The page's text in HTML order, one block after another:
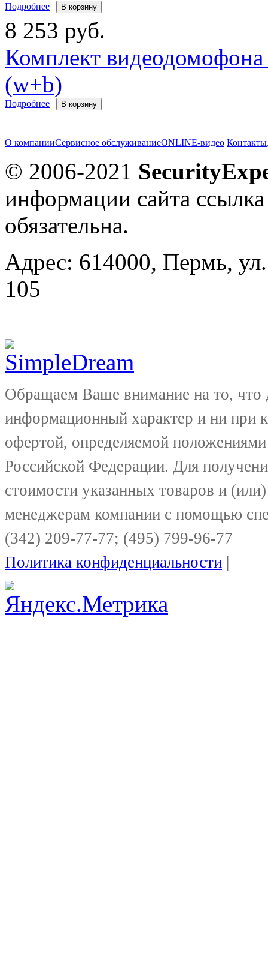
Подробнее | В корзину
8 253 руб.
Комплект
(w+b)
Подробнее | В корзину
О компанииСервисное обслуживаниеONLINE-видео Контакты
© 2006-2021
информации сайта
обязательна.
Адрес: 614000, Пермь,
105
Обращаем Ваше внимание на то, что
информационный характер и ни при
офертой, определяемой
Российской Федерации. Для
стоимости указанных товаров и
менеджерам компании с помощью
(342) 209-77-77; (495) 799-96-77
Политика конфиденциальности |